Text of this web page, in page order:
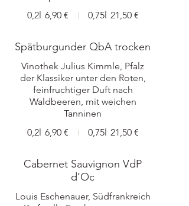
0,2l 6,90 € 0,75l 21,50 €
Spätburgunder QbA trocken
Vinothek Julius Kimmle, Pfalz
der Klassiker unter den Roten,
feinfruchtiger Duft nach
Waldbeeren, mit weichen
0,2l 6,90 € 0,75l 21,50 €
Cabernet Sauvignon VdP
d‘Oc
Louis Eschenauer, Südfrankreich